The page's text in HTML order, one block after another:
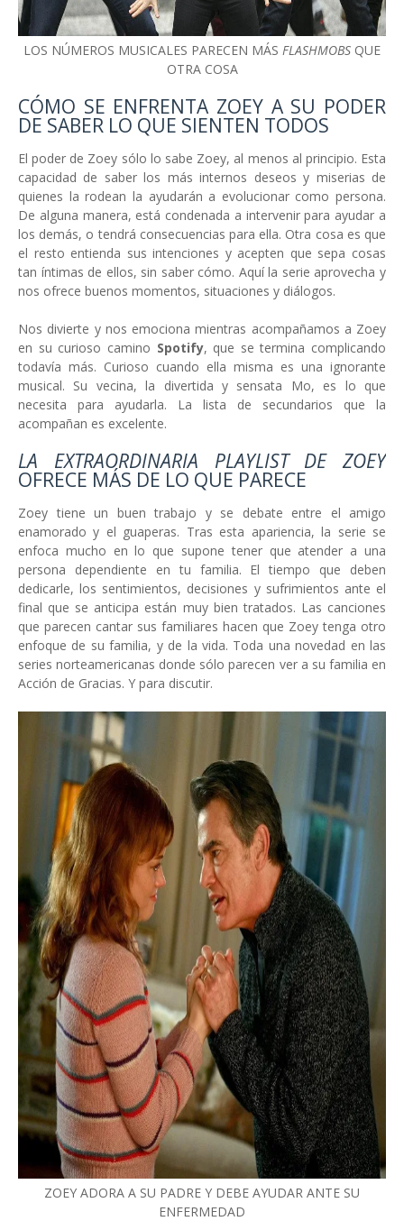
LOS NÚMEROS MUSICALES PARECEN MÁS FLASHMOBS QUE
OTRA COSA
CÓMO SE ENFRENTA ZOEY A SU PODER
DE SABER LO QUE SIENTEN TODOS
El poder de Zoey sólo lo sabe Zoey, al menos al principio. Esta
capacidad de saber los más internos deseos y miserias de
quienes la rodean la ayudarán a evolucionar como persona.
De alguna manera, está condenada a intervenir para ayudar a
los demás, o tendrá consecuencias para ella. Otra cosa es que
el resto entienda sus intenciones y acepten que sepa cosas
tan íntimas de ellos, sin saber cómo. Aquí la serie aprovecha y
nos ofrece buenos momentos, situaciones y diálogos.
Nos divierte y nos emociona mientras acompañamos a Zoey
en su curioso camino Spotify, que se termina complicando
todavía más. Curioso cuando ella misma es una ignorante
musical. Su vecina, la divertida y sensata Mo, es lo que
necesita para ayudarla. La lista de secundarios que la
acompañan es excelente.
LA EXTRAORDINARIA PLAYLIST DE ZOEY
OFRECE MÁS DE LO QUE PARECE
Zoey tiene un buen trabajo y se debate entre el amigo
enamorado y el guaperas. Tras esta apariencia, la serie se
enfoca mucho en lo que supone tener que atender a una
persona dependiente en tu familia. El tiempo que deben
dedicarle, los sentimientos, decisiones y sufrimientos ante el
final que se anticipa están muy bien tratados. Las canciones
que parecen cantar sus familiares hacen que Zoey tenga otro
enfoque de su familia, y de la vida. Toda una novedad en las
series norteamericanas donde sólo parecen ver a su familia en
Acción de Gracias. Y para discutir.
ZOEY ADORA A SU PADRE Y DEBE AYUDAR ANTE SU
ENFERMEDAD